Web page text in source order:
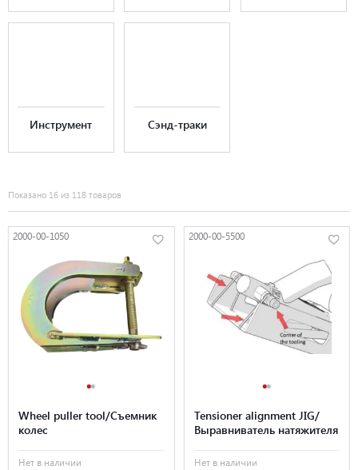
Инструмент Сэнд-траки
Показано 16 из 118 товаров
2000-00-1050
Wheel puller tool/Съемник
колес
Нет в наличии
2000-00-5500
Tensioner alignment JIG/
Выравниватель натяжителя
Нет в наличии